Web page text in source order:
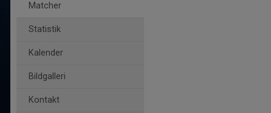
Matcher
Statistik
Kalender
Bildgalleri
Kontakt